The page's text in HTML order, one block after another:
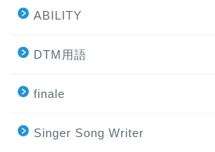
ABILITY
DTM用語
finale
Singer Song Writer